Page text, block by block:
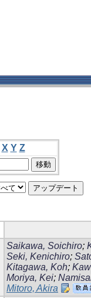
X Y Z
Saikawa, Soichiro;
Seki, Kenichiro;
Kitagawa, Koh;
Moriya, Kei;
Mitoro, Akira